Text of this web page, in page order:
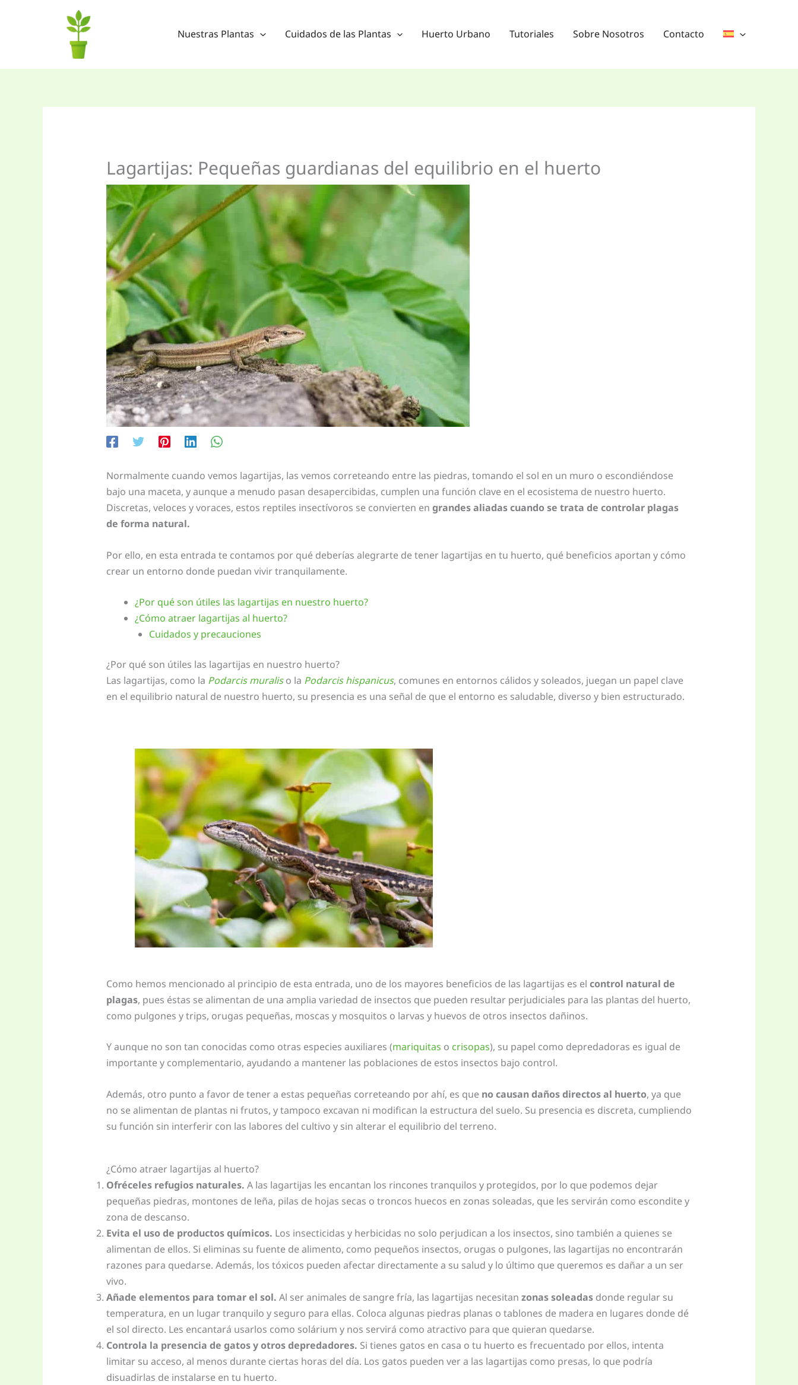
Nuestras Plantas Cuidados de las Plantas Huerto Urbano Tutoriales Sobre Nosotros Contacto
Lagartijas: Pequeñas guardianas del equilibrio en el huerto
Normalmente cuando vemos lagartijas, las vemos correteando entre las piedras, tomando el sol en un muro o escondiéndose
bajo una maceta, y aunque a menudo pasan desapercibidas, cumplen una función clave en el ecosistema de nuestro huerto.
Discretas, veloces y voraces, estos reptiles insectívoros se convierten en grandes aliadas cuando se trata de controlar plagas
de forma natural.
Por ello, en esta entrada te contamos por qué deberías alegrarte de tener lagartijas en tu huerto, qué beneficios aportan y cómo
crear un entorno donde puedan vivir tranquilamente.
¿Por qué son útiles las lagartijas en nuestro huerto?
¿Cómo atraer lagartijas al huerto?
Cuidados y precauciones
¿Por qué son útiles las lagartijas en nuestro huerto?
Las lagartijas, como la Podarcis muraliso la Podarcis hispanicus, comunes en entornos cálidos y soleados, juegan un papel clave
en el equilibrio natural de nuestro huerto, su presencia es una señal de que el entorno es saludable, diverso y bien estructurado.
Como hemos mencionado al principio de esta entrada, uno de los mayores beneficios de las lagartijas es el control natural de
plagas, pues éstas se alimentan de una amplia variedad de insectos que pueden resultar perjudiciales para las plantas del huerto,
como pulgones y trips, orugas pequeñas, moscas y mosquitos o larvas y huevos de otros insectos dañinos.
Y aunque no son tan conocidas como otras especies auxiliares (mariquitas o crisopas), su papel como depredadoras es igual de
importante y complementario, ayudando a mantener las poblaciones de estos insectos bajo control.
Además, otro punto a favor de tener a estas pequeñas correteando por ahí, es que no causan daños directos al huerto, ya que
no se alimentan de plantas ni frutos, y tampoco excavan ni modifican la estructura del suelo. Su presencia es discreta, cumpliendo
su función sin interferir con las labores del cultivo y sin alterar el equilibrio del terreno.
¿Cómo atraer lagartijas al huerto?
Ofréceles refugios naturales. A las lagartijas les encantan los rincones tranquilos y protegidos, por lo que podemos dejar
pequeñas piedras, montones de leña, pilas de hojas secas o troncos huecos en zonas soleadas, que les servirán como escondite y
zona de descanso.
Evita el uso de productos químicos. Los insecticidas y herbicidas no solo perjudican a los insectos, sino también a quienes se
alimentan de ellos. Si eliminas su fuente de alimento, como pequeños insectos, orugas o pulgones, las lagartijas no encontrarán
razones para quedarse. Además, los tóxicos pueden afectar directamente a su salud y lo último que queremos es dañar a un ser
vivo.
Añade elementos para tomar el sol. Al ser animales de sangre fría, las lagartijas necesitan zonas soleadas donde regular su
temperatura, en un lugar tranquilo y seguro para ellas. Coloca algunas piedras planas o tablones de madera en lugares donde dé
el sol directo. Les encantará usarlos como solárium y nos servirá como atractivo para que quieran quedarse.
Controla la presencia de gatos y otros depredadores. Si tienes gatos en casa o tu huerto es frecuentado por ellos, intenta
limitar su acceso, al menos durante ciertas horas del día. Los gatos pueden ver a las lagartijas como presas, lo que podría
disuadirlas de instalarse en tu huerto.